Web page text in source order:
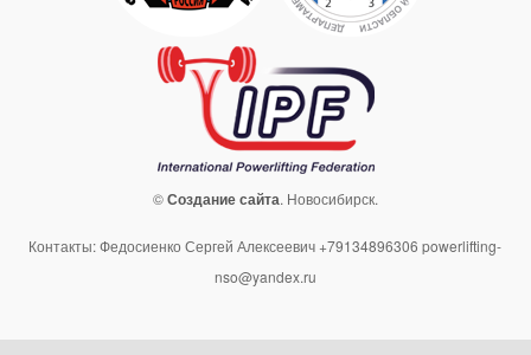
©Создание сайта. Новосибирск.
Контакты: Федосиенко Сергей Алексеевич +79134896306 powerlifting-
nso@yandex.ru